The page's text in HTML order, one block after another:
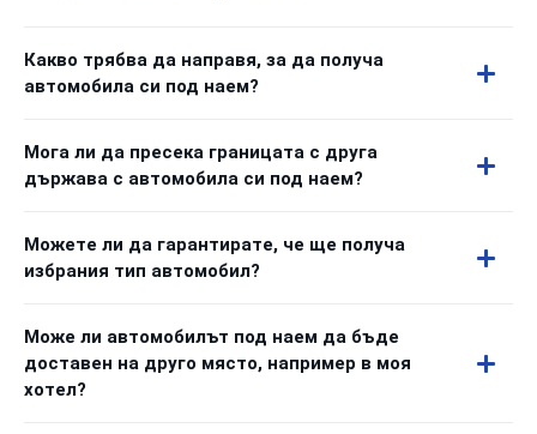
Какво трябва да направя, за да получа
автомобила си под наем?
Мога ли да пресека границата с друга
държава с автомобила си под наем?
Можете ли да гарантирате, че ще получа
избрания тип автомобил?
Може ли автомобилът под наем да бъде
доставен на друго място, например в моя
хотел?